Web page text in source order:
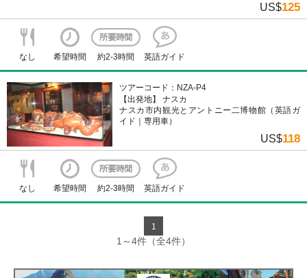
US$125
なし 希望時間 約2-3時間 英語ガイド
ツアーコード：NZA-P4
【出発地】 ナスカ
ナスカ市内観光とアントニー二博物館（英語ガ
イド｜専用車）
US$118
なし 希望時間 約2-3時間 英語ガイド
1
1～4件（全4件）